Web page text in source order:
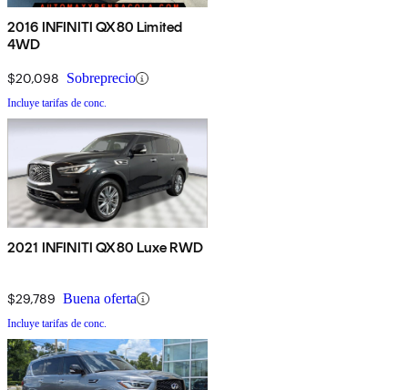
2016 INFINITI QX80 Limited
4WD
$20,098 Sobreprecio
Incluye tarifas de conc.
2021 INFINITI QX80 Luxe RWD
$29,789 Buena oferta
Incluye tarifas de conc.